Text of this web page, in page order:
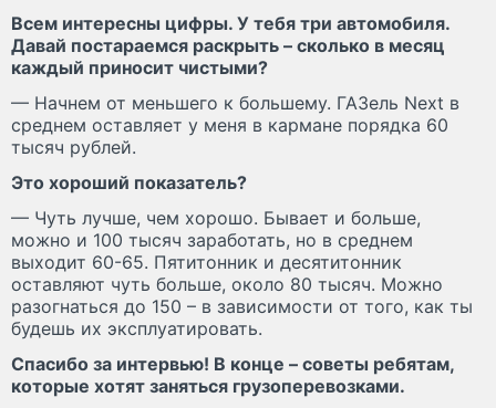
Всем интересны цифры. У тебя три автомобиля.
Давай постараемся раскрыть – сколько в месяц
каждый приносит чистыми?
— Начнем от меньшего к большему. ГАЗель Next в
среднем оставляет у меня в кармане порядка 60
тысяч рублей.
Это хороший показатель?
— Чуть лучше, чем хорошо. Бывает и больше,
можно и 100 тысяч заработать, но в среднем
выходит 60-65. Пятитонник и десятитонник
оставляют чуть больше, около 80 тысяч. Можно
разогнаться до 150 – в зависимости от того, как ты
будешь их эксплуатировать.
Спасибо за интервью! В конце – советы ребятам,
которые хотят заняться грузоперевозками.